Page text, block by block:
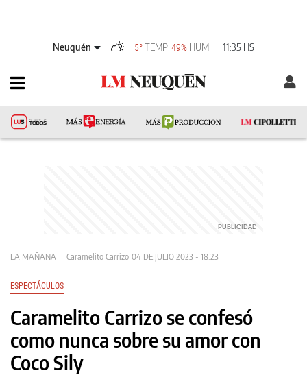
Neuquén 5° TEMP 49% HUM 11:35 HS
LA MAÑANA Caramelito Carrizo 04 DE JULIO 2023 - 18:23
ESPECTÁCULOS
Caramelito Carrizo se confesó
como nunca sobre su amor con
Coco Sily